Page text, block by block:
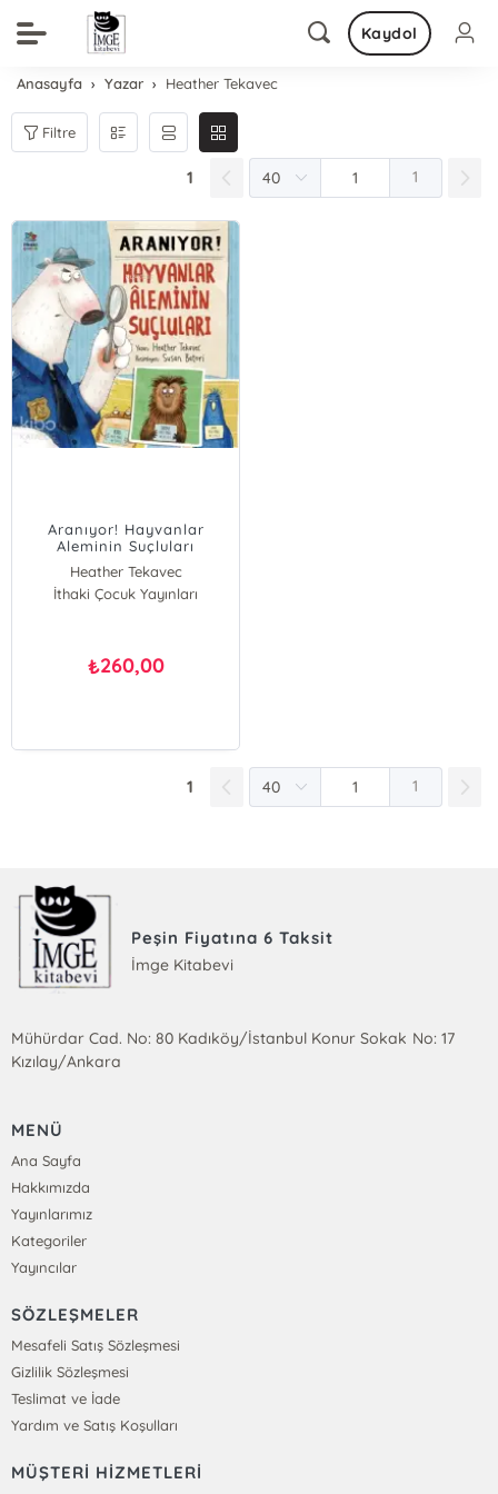
Kaydol
Anasayfa Yazar Heather Tekavec
Filtre
1 1
Aranıyor! Hayvanlar
Aleminin Suçluları
Heather Tekavec
İthaki Çocuk Yayınları
₺260,00
1 1
Peşin Fiyatına 6 Taksit
İmge Kitabevi
Mühürdar Cad. No: 80 Kadıköy/İstanbul Konur Sokak No: 17
Kızılay/Ankara
MENÜ
Ana Sayfa
Hakkımızda
Yayınlarımız
Kategoriler
Yayıncılar
SÖZLEŞMELER
Mesafeli Satış Sözleşmesi
Gizlilik Sözleşmesi
Teslimat ve İade
Yardım ve Satış Koşulları
MÜŞTERİ HİZMETLERİ